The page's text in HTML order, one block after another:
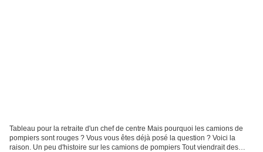
Tableau pour la retraite d'un chef de centre Mais pourquoi les camions de
pompiers sont rouges ? Vous vous êtes déjà posé la question ? Voici la
raison. Un peu d'histoire sur les camions de pompiers Tout viendrait des